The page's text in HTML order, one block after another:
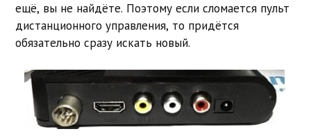
ещё, вы не найдёте. Поэтому если сломается пульт
дистанционного управления, то придётся
обязательно сразу искать новый.